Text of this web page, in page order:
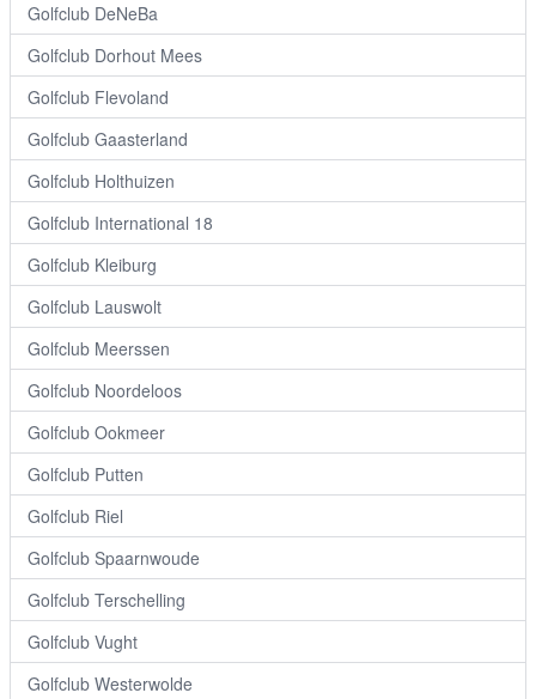
Golfclub DeNeBa
Golfclub Dorhout Mees
Golfclub Flevoland
Golfclub Gaasterland
Golfclub Holthuizen
Golfclub International 18
Golfclub Kleiburg
Golfclub Lauswolt
Golfclub Meerssen
Golfclub Noordeloos
Golfclub Ookmeer
Golfclub Putten
Golfclub Riel
Golfclub Spaarnwoude
Golfclub Terschelling
Golfclub Vught
Golfclub Westerwolde